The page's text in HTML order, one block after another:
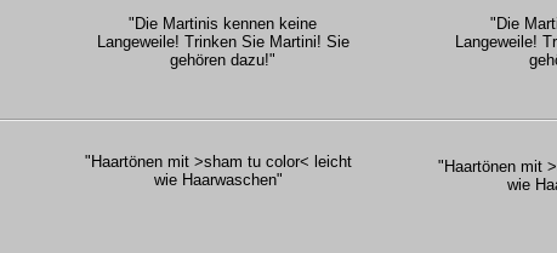
"Die Martinis kennen keine
Langeweile! Trinken Sie Martini! Sie
gehören dazu!"
"Die
Langeweile!
"Haartönen mit >sham tu color< leicht
wie Haarwaschen"
"Haartönen mit
wie